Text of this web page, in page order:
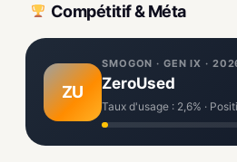
Compétitif & Méta
ZU
SMOGON · GEN IX ·
ZeroUsed
Taux d'usage : 2,6% ·